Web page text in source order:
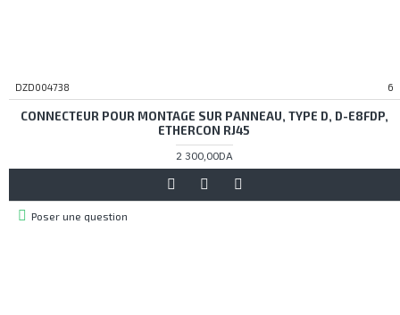
DZD004738 6
CONNECTEUR POUR MONTAGE SUR PANNEAU, TYPE D, D-E8FDP,
ETHERCON RJ45
2 300,00DA
Poser une question